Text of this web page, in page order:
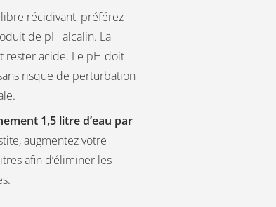
récidivant, préférez
de pH alcalin. La
rester acide. Le pH doit
risque de perturbation
1,5 litre d’eau par
augmentez votre
afin d’éliminer les